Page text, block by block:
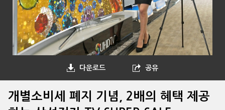
다운로드 공유
개별소비세 폐지 기념, 2배의 혜택 제공